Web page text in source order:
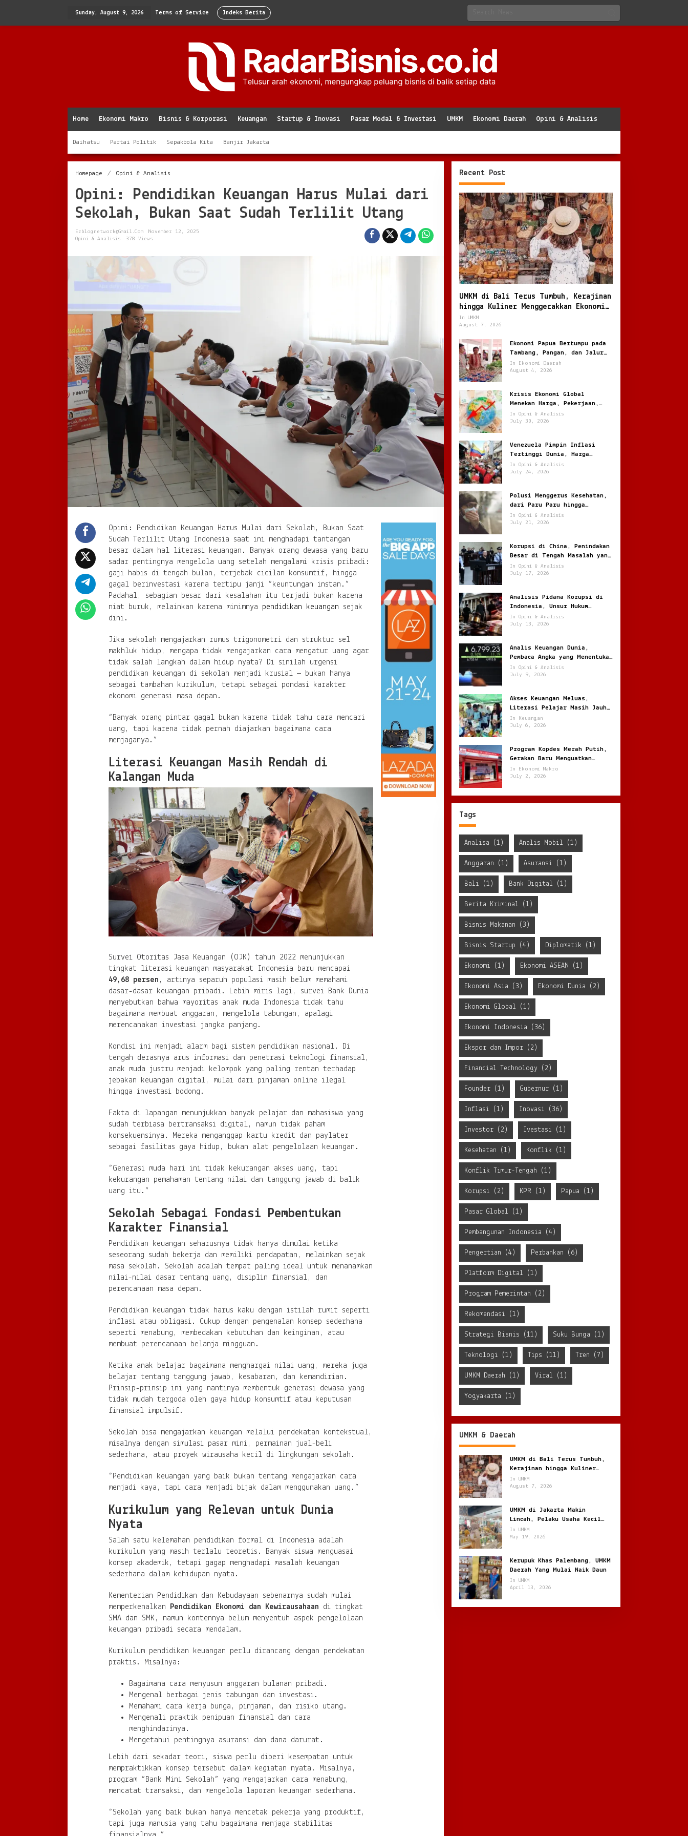
Sunday, August 9, 2026 Terms of Service Indeks Berita
Home Ekonomi Makro Bisnis & Korporasi Keuangan Startup & Inovasi Pasar Modal & Investasi UMKM Ekonomi Daerah Opini & Analisis
Daihatsu Partai Politik Sepakbola Kita Banjir Jakarta
Homepage / Opini & Analisis
Keuangan
Harus
Mulai
dari
Sekolah,
Sudah
Opini: Pendidikan Keuangan Harus Mulai dari
Sekolah, Bukan Saat Sudah Terlilit Utang
Ezblognetwork@gmail.com
November 12, 2025
Opini & Analisis
378 Views
Opini: Pendidikan Keuangan Harus Mulai dari Sekolah, Bukan Saat
Sudah Terlilit Utang Indonesia saat ini menghadapi tantangan
besar dalam hal literasi keuangan. Banyak orang dewasa yang baru
sadar pentingnya mengelola uang setelah mengalami krisis pribadi:
gaji habis di tengah bulan, terjebak cicilan konsumtif, hingga
gagal berinvestasi karena tertipu janji “keuntungan instan.”
Padahal, sebagian besar dari kesalahan itu terjadi bukan karena
niat buruk, melainkan karena minimnya pendidikan keuangan sejak
dini.
Jika sekolah mengajarkan rumus trigonometri dan struktur sel
makhluk hidup, mengapa tidak mengajarkan cara mengatur uang agar
tidak salah langkah dalam hidup nyata? Di sinilah urgensi
pendidikan keuangan di sekolah menjadi krusial — bukan hanya
sebagai tambahan kurikulum, tetapi sebagai pondasi karakter
ekonomi generasi masa depan.
“Banyak orang pintar gagal bukan karena tidak tahu cara mencari
uang, tapi karena tidak pernah diajarkan bagaimana cara
menjaganya.”
Literasi Keuangan Masih Rendah di
Kalangan Muda
Survei Otoritas Jasa Keuangan (OJK) tahun 2022 menunjukkan
tingkat literasi keuangan masyarakat Indonesia baru mencapai
49,68 persen , artinya separuh populasi masih belum memahami
dasar-dasar keuangan pribadi. Lebih miris lagi, survei Bank Dunia
menyebutkan bahwa mayoritas anak muda Indonesia tidak tahu
bagaimana membuat anggaran, mengelola tabungan, apalagi
merencanakan investasi jangka panjang.
Kondisi ini menjadi alarm bagi sistem pendidikan nasional. Di
tengah derasnya arus informasi dan penetrasi teknologi finansial,
anak muda justru menjadi kelompok yang paling rentan terhadap
jebakan keuangan digital, mulai dari pinjaman online ilegal
hingga investasi bodong.
Fakta di lapangan menunjukkan banyak pelajar dan mahasiswa yang
sudah terbiasa bertransaksi digital, namun tidak paham
konsekuensinya. Mereka menganggap kartu kredit dan paylater
sebagai fasilitas gaya hidup, bukan alat pengelolaan keuangan.
“Generasi muda hari ini tidak kekurangan akses uang, tapi
kekurangan pemahaman tentang nilai dan tanggung jawab di balik
uang itu.”
Sekolah Sebagai Fondasi Pembentukan
Karakter Finansial
Pendidikan keuangan seharusnya tidak hanya dimulai ketika
seseorang sudah bekerja dan memiliki pendapatan, melainkan sejak
masa sekolah. Sekolah adalah tempat paling ideal untuk menanamkan
nilai-nilai dasar tentang uang, disiplin finansial, dan
perencanaan masa depan.
Pendidikan keuangan tidak harus kaku dengan istilah rumit seperti
inflasi atau obligasi. Cukup dengan pengenalan konsep sederhana
seperti menabung, membedakan kebutuhan dan keinginan, atau
membuat perencanaan belanja mingguan.
Ketika anak belajar bagaimana menghargai nilai uang, mereka juga
belajar tentang tanggung jawab, kesabaran, dan kemandirian.
Prinsip-prinsip ini yang nantinya membentuk generasi dewasa yang
tidak mudah tergoda oleh gaya hidup konsumtif atau keputusan
finansial impulsif.
Sekolah bisa mengajarkan keuangan melalui pendekatan kontekstual,
misalnya dengan simulasi pasar mini, permainan jual-beli
sederhana, atau proyek wirausaha kecil di lingkungan sekolah.
“Pendidikan keuangan yang baik bukan tentang mengajarkan cara
menjadi kaya, tapi cara menjadi bijak dalam menggunakan uang.”
Kurikulum yang Relevan untuk Dunia
Nyata
Salah satu kelemahan pendidikan formal di Indonesia adalah
kurikulum yang masih terlalu teoretis. Banyak siswa menguasai
konsep akademik, tetapi gagap menghadapi masalah keuangan
sederhana dalam kehidupan nyata.
Kementerian Pendidikan dan Kebudayaan sebenarnya sudah mulai
memperkenalkan
Pendidikan Ekonomi dan Kewirausahaan di tingkat
SMA dan SMK, namun kontennya belum menyentuh aspek pengelolaan
keuangan pribadi secara mendalam.
Kurikulum pendidikan keuangan perlu dirancang dengan pendekatan
praktis. Misalnya:
Bagaimana cara menyusun anggaran bulanan pribadi.
Mengenal berbagai jenis tabungan dan investasi.
Memahami cara kerja bunga, pinjaman, dan risiko utang.
Mengenali praktik penipuan finansial dan cara
menghindarinya.
Mengetahui pentingnya asuransi dan dana darurat.
Lebih dari sekadar teori, siswa perlu diberi kesempatan untuk
mempraktikkan konsep tersebut dalam kegiatan nyata. Misalnya,
program “Bank Mini Sekolah” yang mengajarkan cara menabung,
mencatat transaksi, dan mengelola laporan keuangan sederhana.
“Sekolah yang baik bukan hanya mencetak pekerja yang produktif,
tapi juga manusia yang tahu bagaimana menjaga stabilitas
Recent Post
UMKM di Bali Terus Tumbuh, Kerajinan
hingga Kuliner Menggerakkan Ekonomi
Lokal
In UMKM
August 7, 2026
Ekonomi Papua Bertumpu pada
Tambang, Pangan, dan Jalur
Perdagangan Baru
In Ekonomi Daerah
August 4, 2026
Krisis Ekonomi Global
Menekan Harga, Pekerjaan,
dan Daya Beli Masyarakat
In Opini & Analisis
July 30, 2026
Venezuela Pimpin Inflasi
Tertinggi Dunia, Harga
Melonjak Ratusan Persen
In Opini & Analisis
July 24, 2026
Polusi Menggerus Kesehatan,
dari Paru Paru hingga
Jantung
In Opini & Analisis
July 21, 2026
Korupsi di China, Penindakan
Besar di Tengah Masalah yang
Terus Berulang
In Opini & Analisis
July 17, 2026
Analisis Pidana Korupsi di
Indonesia, Unsur Hukum
hingga Pemulihan Aset
In Opini & Analisis
July 13, 2026
Analis Keuangan Dunia,
Pembaca Angka yang Menentukan
Arah Pasar Global
In Opini & Analisis
July 9, 2026
Akses Keuangan Meluas,
Literasi Pelajar Masih Jauh
Tertinggal
In Keuangan
July 6, 2026
Program Kopdes Merah Putih,
Gerakan Baru Menguatkan
Ekonomi Desa dari Akar Rumput
In Ekonomi Makro
July 2, 2026
Tags
Analisa (1) Analis Mobil (1)
Anggaran (1) Asuransi (1)
Bali (1) Bank Digital (1)
Berita Kriminal (1)
Bisnis Makanan (3)
Bisnis Startup (4) Diplomatik (1)
Ekonomi (1) Ekonomi ASEAN (1)
Ekonomi Asia (3) Ekonomi Dunia (2)
Ekonomi Global (1)
Ekonomi Indonesia (36)
Ekspor dan Impor(2)
Financial Technology(2)
Founder(1) Gubernur(1)
Inflasi (1) Inovasi (36)
Investor(2) Ivestasi (1)
Kesehatan (1) Konflik (1)
Konflik Timur-Tengah (1)
Korupsi (2) KPR (1) Papua (1)
Pasar Global (1)
Pembangunan Indonesia (4)
Pengertian (4) Perbankan (6)
Platform Digital (1)
Program Pemerintah (2)
Rekomendasi (1)
Strategi Bisnis (11) Suku Bunga (1)
Teknologi (1) Tips (11) Tren (7)
UMKM Daerah (1) Viral (1)
Yogyakarta (1)
UMKM & Daerah
UMKM di Bali Terus Tumbuh,
Kerajinan hingga Kuliner
Menggerakkan Ekonomi Lokal
In UMKM
August 7, 2026
UMKM di Jakarta Makin
Lincah, Pelaku Usaha Kecil
Berburu Peluang di Kota
Besar
In UMKM
May 19, 2026
Kerupuk Khas Palembang, UMKM
Daerah Yang Mulai Naik Daun
In UMKM
April 13, 2026